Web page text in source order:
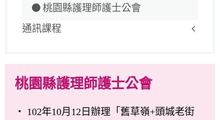
桃園縣護理師護士公會
通訊課程
桃園縣護理師護士公會
‧ 102年10月12日辦理「舊草嶺+頭城老街